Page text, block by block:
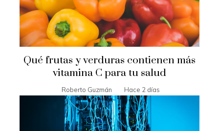
Qué frutas y verduras contienen más
vitamina C para tu salud
Roberto Guzmán Hace 2 días